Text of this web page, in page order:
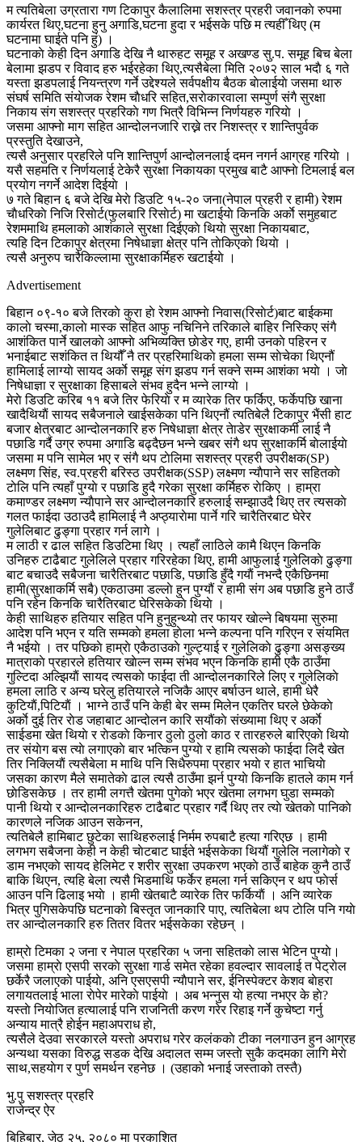
म त्यतिबेला उग्रतारा गण टिकापुर कैलालिमा सशस्त्र प्रहरी जवानकाे रुपमा
कार्यरत थिए,घटना हुनु अगाडि,घटना हुदा र भईसके पछि म त्यहीँ थिए (म
घटनामा घाईते पनि हुं) ।
घटनाकाे केही दिन अगाडि देखि नै थारुहट समूह र अखण्ड सु.प. समूह बिच बेला
बेलामा झडप र विवाद हरु भईरहेका थिए,त्यसैबेला मिति २०७२ साल भदाै ६ गते
यस्ता झडपलाई नियन्त्रण गर्ने उद्देश्यले सर्वपक्षीय बैठक बाेलाईयाे जसमा थारु
संघर्ष समिति संयाेजक रेशम चाैधरि सहित,सराेकारवाला सम्पुर्ण संगै सुरक्षा
निकाय संग सशस्त्र प्रहरिकाे गण भित्रै विभिन्न निर्णयहरु गरियाे ।
जसमा आफ्नाे माग सहित आन्दोलनजारि राख्ने तर निशस्त्र र शान्तिपुर्वक
प्रस्तुति देखाउने,
त्यसै अनुसार प्रहरिले पनि शान्तिपुर्ण आन्दाेलनलाई दमन नगर्न आग्रह गरियाे ।
यसै सहमति र निर्णयलाई टेकेरै सुरक्षा निकायका प्रमुख बाटै आफ्नाे टिमलाई बल
प्रयाेग नगर्ने आदेश दिईयाे ।
७ गते बिहान ६ बजे देखि मेराे डिउटि १५-२० जना(नेपाल प्रहरी र हामी) रेशम
चाैधरिकाे निजि रिसाेर्ट(फुलबारि रिसाेर्ट) मा खटाईयाे किनकि अर्काे समुहबाट
रेशममाथि हमलाकाे आशंकाले सुरक्षा दिईएकाे थियाे सुरक्षा निकायबाट,
त्यहि दिन टिकापुर क्षेत्रमा निषेधाज्ञा क्षेत्र पनि ताेकिएकाे थियाे ।
त्यसै अनुरुप चारैकिल्लामा सुरक्षाकर्मिहरु खटाईयाे ।
Advertisement
बिहान ०९-१० बजे तिरकाे कुरा हाे रेशम आफ्नाे निवास(रिसाेर्ट)बाट बाईकमा
कालाे चस्मा,कालाे मास्क सहित आफु नचिनिने तरिकाले बाहिर निस्किए संगै
आशंकित पार्ने खालकाे आफ्नाे अभिव्यक्ति छाेडेर गए, हामी उनकाे पहिरन र
भनाईबाट सशंकित त थियौँ नै तर प्रहरिमाथिकाे हमला सम्म साेचेका थिएनौं
हामिलाई लाग्याे सायद अर्काे समूह संग झडप गर्न सक्ने सम्म आशंका भयाे । जाे
निषेधाज्ञा र सुरक्षाका हिसाबले संभव हुदैन भन्ने लाग्याे ।
मेराे डिउटि करिब ११ बजे तिर फेरियाे र म व्यारेक तिर फर्किए, फर्केपछि खाना
खादैथियाैं सायद सबैजनाले खाईसकेका पनि थिएनौं त्यतिबेलै टिकापुर भैंसी हाट
बजार क्षेत्रबाट आन्दोलनकारि हरु निषेधाज्ञा क्षेत्र तेाडेर सुरक्षाकर्मी लाई नै
पछाडि गर्दै उग्र रुपमा अगाडि बढ्दैछन भन्ने खबर संगै थप सुरक्षाकर्मि बाेलाईयाे
जसमा म पनि सामेल भए र संगै थप टाेलिमा सशस्त्र प्रहरी उपरीक्षक(SP)
लक्ष्मण सिंह, स्व.प्रहरी बरिस्ठ उपरीक्षक(SSP) लक्ष्मण न्याैपाने सर सहितकाे
टाेलि पनि त्यहाँ पुग्याे र पछाडि हुदै गरेका सुरक्षा कर्मिहरु राेकिए । हाम्रा
कमाण्डर लक्ष्मण न्याैपाने सर आन्दाेलनकारि हरुलाई सम्झाउदै थिए तर त्यसकाे
गलत फाईदा उठाउदै हामिलाई नै अप्ठ्याराेमा पार्ने गरि चारैतिरबाट घेरेर
गुलेलिबाट ढुङ्गा प्रहार गर्न लागे ।
म लाठी र ढाल सहित डिउटिमा थिए । त्यहाँ लाठिले कामै थिएन किनकि
उनिहरु टाढैबाट गुलेलिले प्रहार गरिरहेका थिए, हामी आफुलाई गुलेलिकाे ढुङ्गा
बाट बचाउदै सबैजना चारैतिरबाट पछाडि, पछाडि हुँदै गयाैं नभन्दै एकैछिनमा
हामी(सुरक्षाकर्मि सबै) एकठाउमा डल्लाे हुन पुग्यौं र हामी संग अब पछाडि हुने ठाउँ
पनि रहेन किनकि चारैतिरबाट घेरिसकेकाे थियाे ।
केही साथिहरु हतियार सहित पनि हुनुहुन्थ्यो तर फायर खाेल्ने बिषयमा सुरुमा
आदेश पनि भएन र यति सम्मकाे हमला हाेला भन्ने कल्पना पनि गरिएन र संयमित
नै भईयाे । तर पछिकाे हाम्राे एकैठाउकाे गुल्ट्याई र गुलेलिकाे ढुङ्गा असङ्ख्य
मात्राकाे प्रहारले हतियार खाेल्न सम्म संभव भएन किनकि हामी एकै ठाउँमा
गुल्टिदा अल्झियाैं सायद त्यसकाे फाईदा ती आन्दोलनकारिले लिए र गुलेलिकाे
हमला लाठि र अन्य घरेलु हतियारले नजिकै आएर बर्षाउन थाले, हामी धेरै
कुटियाैं,पिटियाैं । भाग्ने ठाउँ पनि केही बेर सम्म मिलेन एकतिर घरले छेकेकाे
अर्काे दुई तिर राेड जहाबाट आन्दोलन कारि सयौंकाे संख्यामा थिए र अर्काे
साईडमा खेत थियाे र राेडकाे किनार ठुलाे ठुलाे काठ र तारहरुले बारिएकाे थियाे
तर संयाेग बस त्याे लगाएकाे बार भत्किन पुग्याे र हामि त्यसकाे फाईदा लिदै खेत
तिर निक्लियाैं त्यसैबेला म माथि पनि सिधैरुपमा प्रहार भयाे र हात भाचियाे
जसका कारण मैले समातेकाे ढाल त्यसै ठाउँमा झर्न पुग्याे किनकि हातले काम गर्न
छाेडिसकेछ । तर हामी लगत्तै खेतमा पुगेकाे भएर खेतमा लगभग घुडा सम्मकाे
पानी थियाे र आन्दाेलनकारिहरु टाढैबाट प्रहार गर्दै थिए तर त्याे खेतकाे पानिकाे
कारणले नजिक आउन सकेनन,
त्यतिबेलै हामिबाट छुटेका साथिहरुलाई निर्मम रुपबाटै हत्या गरिएछ । हामी
लगभग सबैजना केही न केही चाेटबाट घाईते भईसकेका थियौं गुलेलि नलागेकाे र
डाम नभएकाे सायद हेलिमेट र शरीर सुरक्षा उपकरण भएकाे ठाउँ बाहेक कुनै ठाउँ
बाकि थिएन, त्यहि बेला त्यसै भिडमाथि फर्केर हमला गर्न सकिएन र थप फाेर्स
आउन पनि ढिलाइ भयाे । हामी खेतबाटै व्यारेक तिर फर्कियाैं । अनि व्यारेक
भित्र पुगिसकेपछि घटनाकाे बिस्तृत जानकारि पाए, त्यतिबेला थप टाेलि पनि गयाे
तर आन्दाेलनकारि हरु तितर वितर भईसकेका रहेछन् ।
हाम्राे टिमका २ जना र नेपाल प्रहरिका ५ जना सहितकाे लास भेटिन पुग्याे।
जसमा हाम्राे एसपी सरकाे सुरक्षा गार्ड समेत रहेका हवल्दार सावलाई त पेट्राेल
छर्केरै जलाएकाे पाईयाे, अनि एसएसपी न्याैपाने सर, ईनिस्पेक्टर केशव बाेहरा
लगायतलाई भाला राेपेर मारेकाे पाईयाे । अब भन्नुस याे हत्या नभएर के हाे?
यस्ताे नियाेजित हत्यालाई पनि राजनिती करण गरेर रिहाइ गर्ने कुचेष्टा गर्नु
अन्याय मात्रै हाेईन महाअपराध हाे,
त्यसैले देउवा सरकारले यस्ताे अपराध गरेर कलंककाे टीका नलगाउन हुन आग्रह
अन्यथा यसका विरुद्ध सडक देखि अदालत सम्म जस्ताे सुकै कदमका लागि मेराे
साथ,सहयाेग र पुर्ण समर्थन रहनेछ । (उहाको भनाई जस्ताको तस्तै)
भु.पु सशस्त्र प्रहरि
राजेन्द्र ऐर
बिहिबार, जेठ २५, २०८० मा प्रकाशित